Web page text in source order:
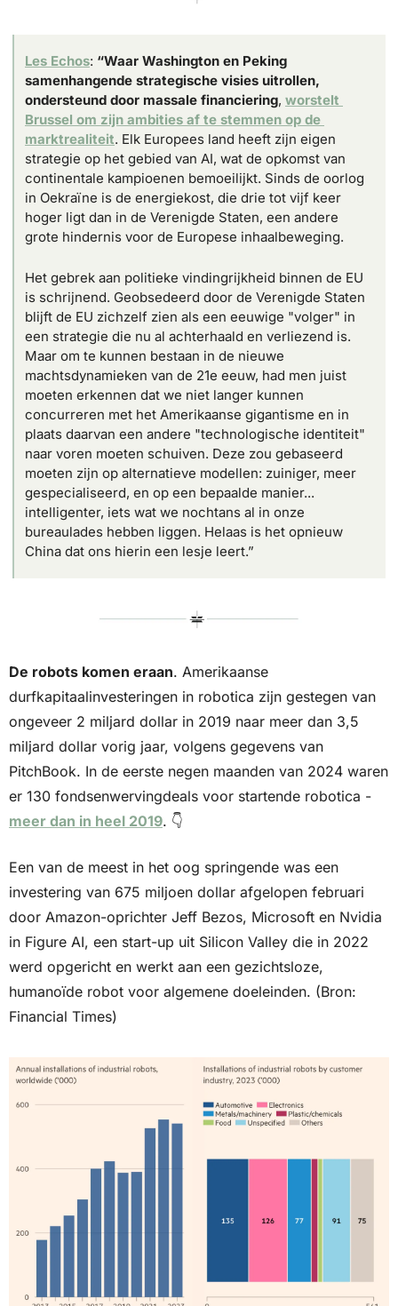
Les Echos: “Waar Washington en Peking
samenhangende strategische visies uitrollen,
ondersteund door massale financiering, worstelt
Brussel om zijn ambities af te stemmen op de
marktrealiteit. Elk Europees land heeft zijn eigen
strategie op het gebied van AI, wat de opkomst van
continentale kampioenen bemoeilijkt. Sinds de oorlog
in Oekraïne is de energiekost, die drie tot vijf keer
hoger ligt dan in de Verenigde Staten, een andere
grote hindernis voor de Europese inhaalbeweging.
Het gebrek aan politieke vindingrijkheid binnen de EU
is schrijnend. Geobsedeerd door de Verenigde Staten
blijft de EU zichzelf zien als een eeuwige "volger" in
een strategie die nu al achterhaald en verliezend is.
Maar om te kunnen bestaan in de nieuwe
machtsdynamieken van de 21e eeuw, had men juist
moeten erkennen dat we niet langer kunnen
concurreren met het Amerikaanse gigantisme en in
plaats daarvan een andere "technologische identiteit"
naar voren moeten schuiven. Deze zou gebaseerd
moeten zijn op alternatieve modellen: zuiniger, meer
gespecialiseerd, en op een bepaalde manier...
intelligenter, iets wat we nochtans al in onze
bureaulades hebben liggen. Helaas is het opnieuw
China dat ons hierin een lesje leert.”
De robots komen eraan. Amerikaanse
durfkapitaalinvesteringen in robotica zijn gestegen van
ongeveer 2 miljard dollar in 2019 naar meer dan 3,5
miljard dollar vorig jaar, volgens gegevens van
PitchBook. In de eerste negen maanden van 2024 waren
meer dan in heel 2019. 👇
Een van de meest in het oog springende was een
investering van 675 miljoen dollar afgelopen februari
door Amazon-oprichter Jeff Bezos, Microsoft en Nvidia
in Figure AI, een start-up uit Silicon Valley die in 2022
werd opgericht en werkt aan een gezichtsloze,
humanoïde robot voor algemene doeleinden. (Bron:
Financial Times)